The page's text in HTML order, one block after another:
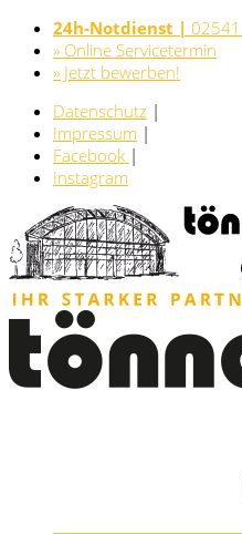
24h-Notdienst |
» Online Servicetermin
» Jetzt bewerben!
Datenschutz |
Impressum |
Facebook |
Instagram